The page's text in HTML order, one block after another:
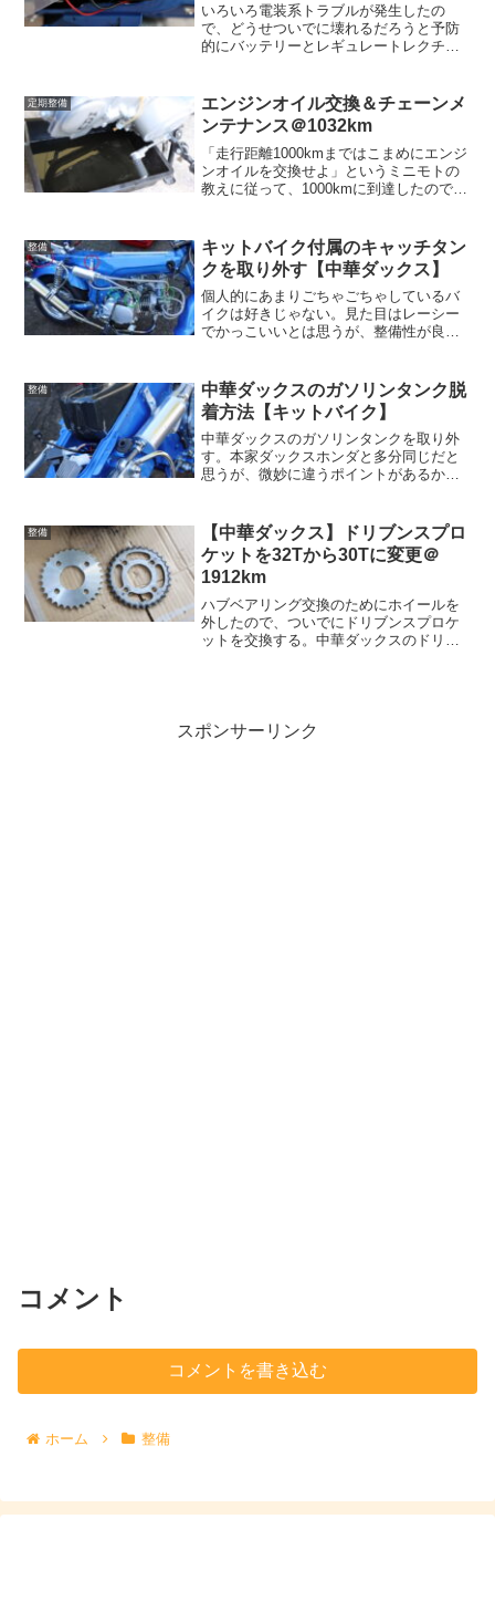
いろいろ電装系トラブルが発生したの
で、どうせついでに壊れるだろうと予防
的にバッテリーとレギュレートレクチフ
リーに交換まずバッテリーは台湾ユアサ
のYTX4L-BSに交換。...
定期整備
エンジンオイル交換＆チェーンメ
ンテナンス＠1032km
「走行距離1000kmまではこまめにエンジ
ンオイルを交換せよ」というミニモトの
教えに従って、1000kmに到達したのでエ
レンプラグからオイルを抜く。マグネッ
ト付きのドレ...
整備
キットバイク付属のキャッチタン
クを取り外す【中華ダックス】
個人的にあまりごちゃごちゃしているバ
イクは好きじゃない。見た目はレーシー
でかっこいいとは思うが、整備性が良く
ンジンにブローバイのキャッチタンクな
んて不要。取り外してしま...
整備
中華ダックスのガソリンタンク脱
着方法【キットバイク】
中華ダックスのガソリンタンクを取り外
す。本家ダックスホンダと多分同じだと
思うが、微妙に違うポイントがあるか
リンを出来るだけ抜いておく。燃料コッ
ク側の燃料ホースを外せば燃...
整備
【中華ダックス】ドリブンスプロ
ケットを32Tから30Tに変更＠
1912km
ハブベアリング交換のためにホイールを
外したので、ついでにドリブンスプロケ
ットを交換する。中華ダックスのドリブ
スポンサーリンク
コメント
コメントを書き込む
ホーム 整備